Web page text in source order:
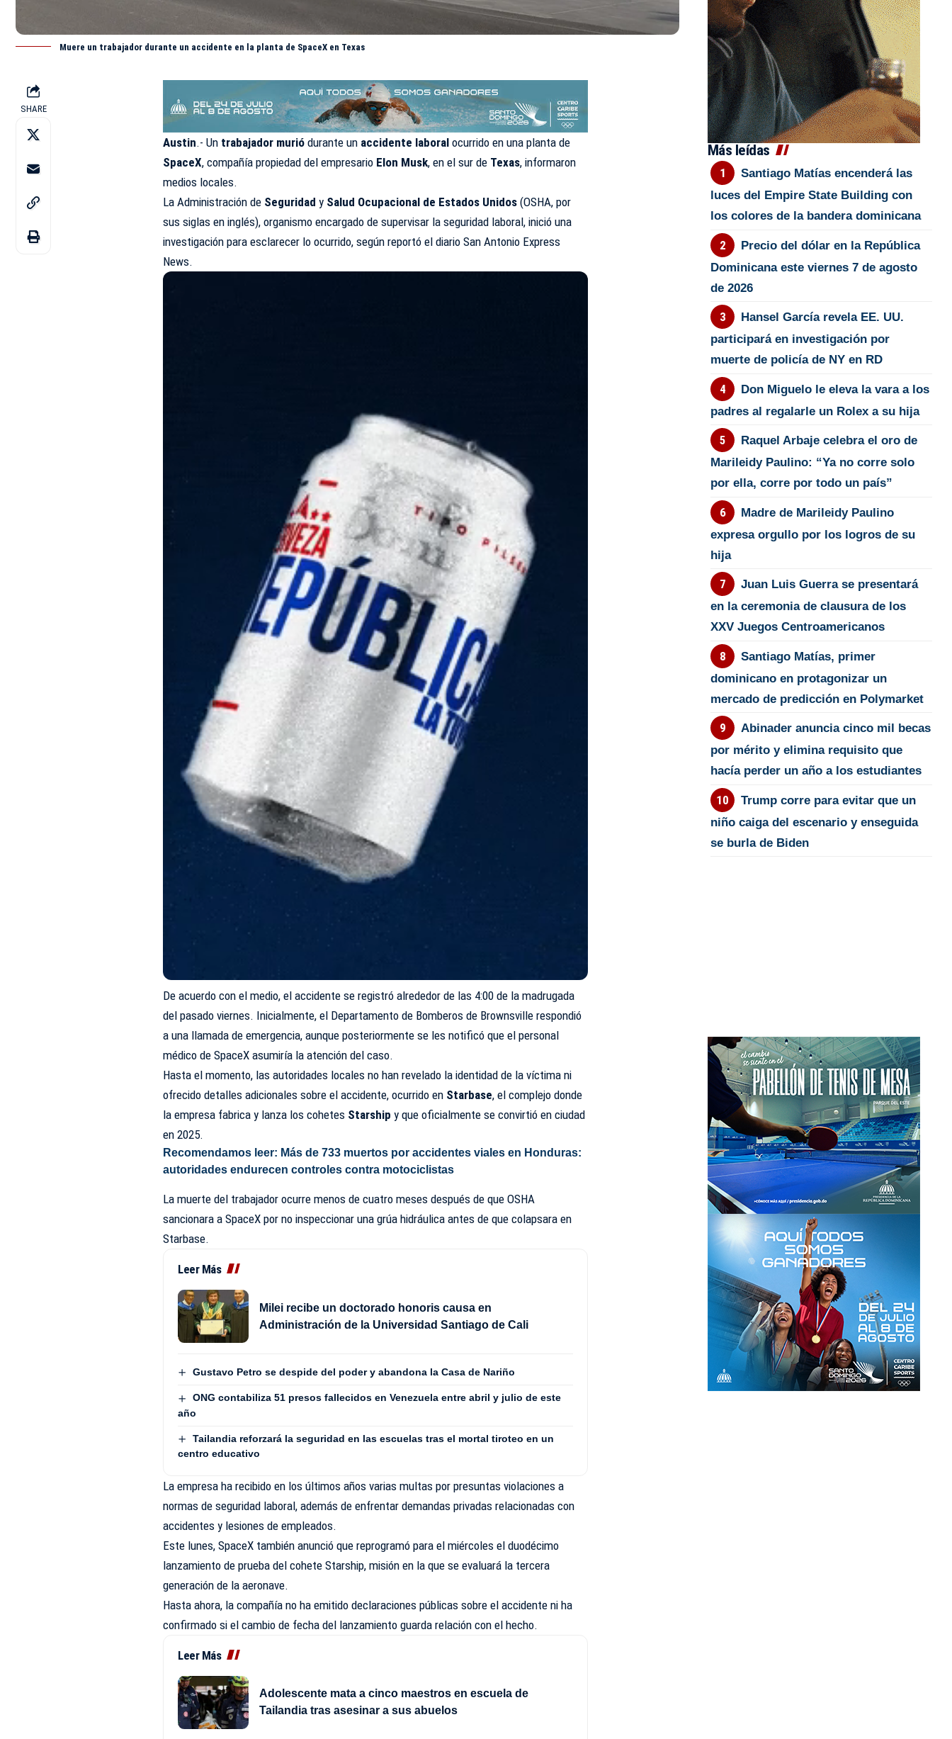
Muere un trabajador durante un accidente en la planta de SpaceX en Texas
SHARE
Austin.- Un trabajador muriódurante un accidente laboralocurrido en una planta de
SpaceX, compañía propiedad del empresario Elon Musk, en el sur de Texas, informaron
medios locales.
La Administración de Seguridad y Salud Ocupacional de Estados Unidos (OSHA, por
sus siglas en inglés), organismo encargado de supervisar la seguridad laboral, inició una
investigación para esclarecer lo ocurrido, según reportó el diario San Antonio Express
News.
De acuerdo con el medio, el accidente se registró alrededor de las 4:00 de la madrugada
del pasado viernes. Inicialmente, el Departamento de Bomberos de Brownsville respondió
a una llamada de emergencia, aunque posteriormente se les notificó que el personal
médico de SpaceX asumiría la atención del caso.
Hasta el momento, las autoridades locales no han revelado la identidad de la víctima ni
ofrecido detalles adicionales sobre el accidente, ocurrido en Starbase, el complejo donde
la empresa fabrica y lanza los cohetes Starshipy que oficialmente se convirtió en ciudad
en 2025.
Recomendamos leer: Más de 733 muertos por accidentes viales en Honduras:
autoridades endurecen controles contra motociclistas
La muerte del trabajador ocurre menos de cuatro meses después de que OSHA
sancionara a SpaceX por no inspeccionar una grúa hidráulica antes de que colapsara en
Starbase.
Leer Más
Milei recibe un doctorado honoris causa en
Administración de la Universidad Santiago de Cali
Gustavo Petro se despide del poder y abandona la Casa de Nariño
ONG contabiliza 51 presos fallecidos en Venezuela entre abril y julio de este
año
Tailandia reforzará la seguridad en las escuelas tras el mortal tiroteo en un
centro educativo
La empresa ha recibido en los últimos años varias multas por presuntas violaciones a
normas de seguridad laboral, además de enfrentar demandas privadas relacionadas con
accidentes y lesiones de empleados.
Este lunes, SpaceX también anunció que reprogramó para el miércoles el duodécimo
lanzamiento de prueba del cohete Starship, misión en la que se evaluará la tercera
generación de la aeronave.
Hasta ahora, la compañía no ha emitido declaraciones públicas sobre el accidente ni ha
confirmado si el cambio de fecha del lanzamiento guarda relación con el hecho.
Leer Más
Adolescente mata a cinco maestros en escuela de
Tailandia tras asesinar a sus abuelos
Más leídas
Santiago Matías encenderá las
luces del Empire State Building con
los colores de la bandera dominicana
Precio del dólar en la República
Dominicana este viernes 7 de agosto
de 2026
Hansel García revela EE. UU.
participará en investigación por
muerte de policía de NY en RD
Don Miguelo le eleva la vara a los
padres al regalarle un Rolex a su hija
Raquel Arbaje celebra el oro de
Marileidy Paulino: “Ya no corre solo
por ella, corre por todo un país”
Madre de Marileidy Paulino
expresa orgullo por los logros de su
hija
Juan Luis Guerra se presentará
en la ceremonia de clausura de los
XXV Juegos Centroamericanos
Santiago Matías, primer
dominicano en protagonizar un
mercado de predicción en Polymarket
Abinader anuncia cinco mil becas
por mérito y elimina requisito que
hacía perder un año a los estudiantes
Trump corre para evitar que un
niño caiga del escenario y enseguida
se burla de Biden